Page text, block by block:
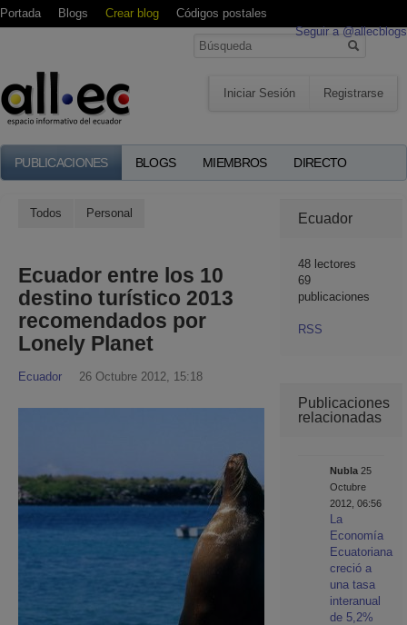
Portada Blogs Crear blog
Códigos postales
Seguir a @allecblogs
Iniciar Sesión Registrarse
PUBLICACIONES BLOGS MIEMBROS DIRECTO
Todos Personal
Ecuador entre los 10
destino turístico 2013
recomendados por
Lonely Planet
Ecuador 26 Octubre 2012, 15:18
Ecuador
48lectores
69
publicaciones
RSS
Publicaciones
relacionadas
Nubla 25
Octubre
2012, 06:56
La
Economía
Ecuatoriana
creció a
una tasa
interanual
de 5,2%